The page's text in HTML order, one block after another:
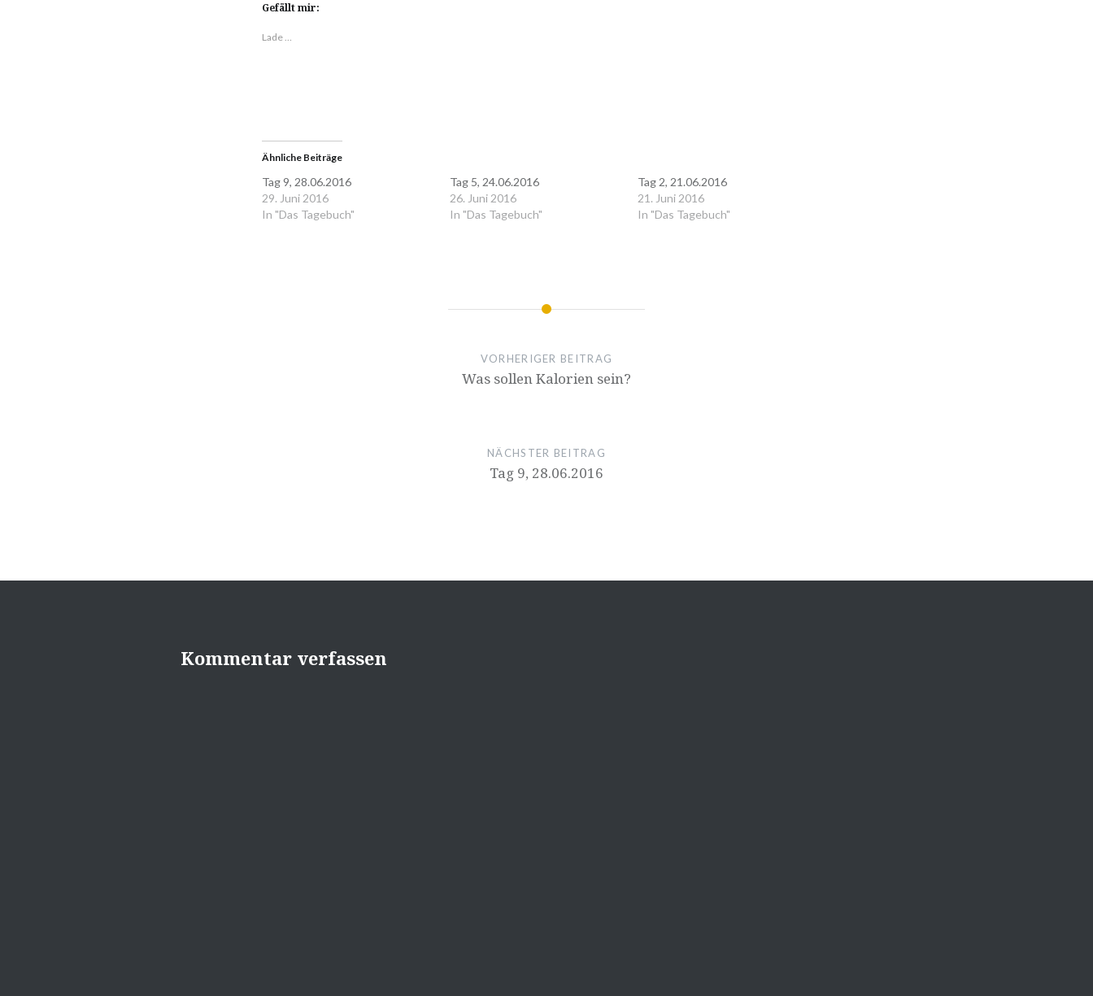
zu
teilen
neuem
zu
teilen
Gefällt mir:
Lade …
Ähnliche Beiträge
Tag 9, 28.06.2016
29. Juni 2016
In "Das Tagebuch"
Tag 5, 24.06.2016
26. Juni 2016
In "Das Tagebuch"
Tag 2, 21.06.2016
21. Juni 2016
In "Das Tagebuch"
VORHERIGER BEITRAG
Was sollen Kalorien sein?
NÄCHSTER BEITRAG
Tag 9, 28.06.2016
Kommentar verfassen